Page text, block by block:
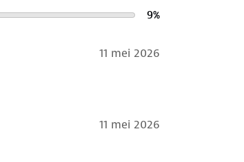
9%
11 mei 2026
11 mei 2026